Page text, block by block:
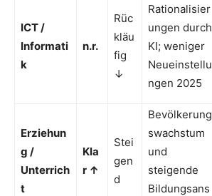
ICT /
Informati
k
n.r.
Rüc
kläu
fig
↓
Rationalisier
ungen durch
KI; weniger
Neueinstellu
ngen 2025
Erziehun
g /
Unterrich
t
Kla
r ↑
Stei
gen
d
Bevölkerung
swachstum
und
steigende
Bildungsans